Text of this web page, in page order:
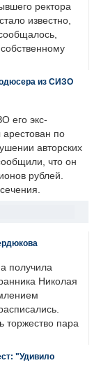
ректора
известно,
из СИЗО
его экс-
по
авторских
что он
рублей.
получила
Николая
торжество пара
"Удивило